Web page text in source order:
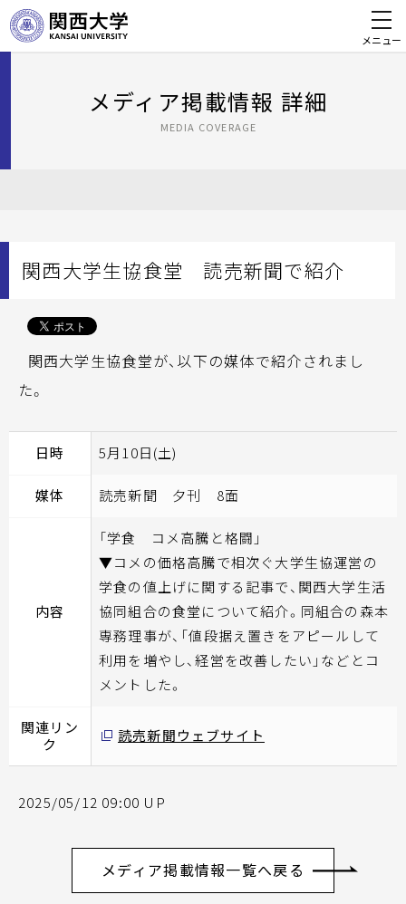
メニュー
メディア掲載情報 詳細
MEDIA COVERAGE
関西大学生協食堂 読売新聞で紹介
関西大学生協食堂が、以下の媒体で紹介されまし
た。
日時 5月10日(土)
媒体 読売新聞 夕刊 8面
内容
「学食 コメ高騰と格闘」
▼コメの価格高騰で相次ぐ大学生協運営の
学食の値上げに関する記事で、関西大学生活
協同組合の食堂について紹介。同組合の森本
専務理事が、「値段据え置きをアピールして
利用を増やし、経営を改善したい」などとコ
メントした。
関連リン
ク
読売新聞ウェブサイト
2025/05/12 09:00 UP
メディア掲載情報一覧へ戻る